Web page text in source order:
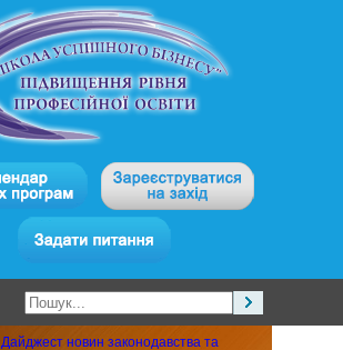
Дайджест новин законодавства та